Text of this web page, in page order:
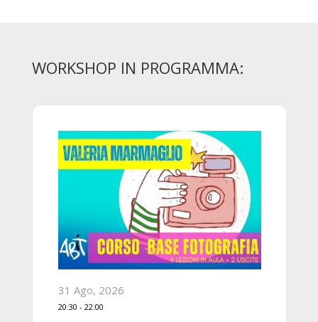
WORKSHOP IN PROGRAMMA:
31 Ago, 2026
20:30 - 22:00